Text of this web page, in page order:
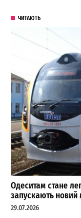
ЧИТАЮТЬ
Одеситам стане
запускають новий
29.07.2026